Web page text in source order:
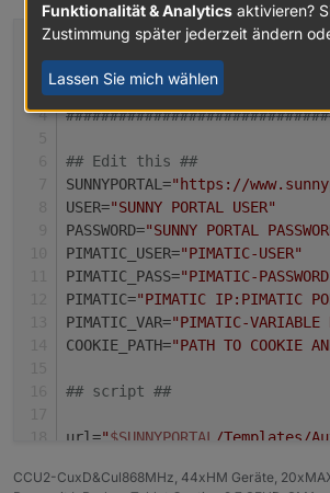
# original from
# June 2013 - framp at
#
## Edit this ##
SUNNYPORTAL="https://
USER="SUNNY PORTAL USER"
PASSWORD="SUNNY PORTAL
PIMATIC_USER="PIMATIC-USER"
PIMATIC_PASS="PIMATIC-
PIMATIC="PIMATIC IP:PIMATIC
PIMATIC_VAR="PIMATIC-VARIABLE
COOKIE_PATH="PATH TO COOKIE
## script ##
url="$SUNNYPORTAL /Templates/
authRsp=$(curl --header
CCU2-CuxD&Cul868MHz, 44xHM Geräte,
Funktionalität & Analytics aktivieren?
Zustimmung später jederzeit ändern
Lassen Sie mich wählen